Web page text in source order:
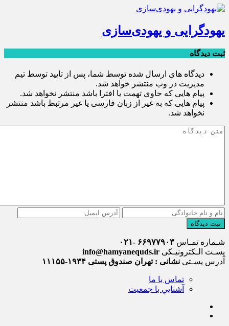
یهودگرایی و یهودی‌سازی
ثبت دیدگاه
دیدگاه های ارسال شده توسط شما، پس از تایید توسط تیم
مدیریت در وب منتشر خواهد شد.
پیام هایی که حاوی تهمت یا افترا باشد منتشر نخواهد شد.
پیام هایی که به غیر از زبان فارسی یا غیر مرتبط باشد منتشر
نخواهد شد.
ثبت دیدگاه
شـماره تمـاس ۶۶۹۷۷۹۰۳ -۰۲۱
پسـت الـکترونیـکی info@hamyanequds.ir
آدرس پسـتی نشانی : تهران صندوق پستی ۱۹۳۴-۱۱۱۵۵
تماس با ما
آشنايي با جمعيت